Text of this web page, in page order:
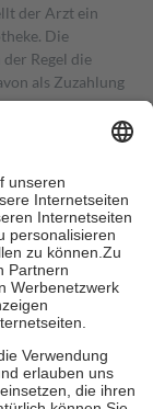
der Arzt ein
Die
Regel die
als Zuzahlung
von zehn
die tatsächlichen
Apotheken.
die
je
Gesundheit zu
unterstützen,
18. Lebensjahr